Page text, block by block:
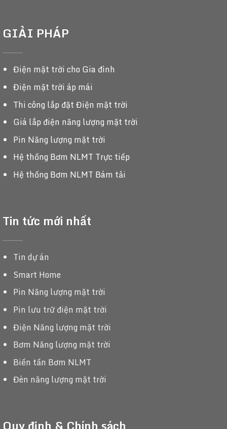
GIẢI PHÁP
Điện mặt trời cho Gia đình
Điện mặt trời áp mái
Thi công lắp đặt Điện mặt trời
Giá lắp điện năng lượng mặt trời
Pin Năng lượng mặt trời
Hệ thống Bơm NLMT Trực tiếp
Hệ thống Bơm NLMT Bám tải
Tin tức mới nhất
Tin dự án
Smart Home
Pin Năng lượng mặt trời
Pin lưu trữ điện mặt trời
Điện Năng lượng mặt trời
Bơm Năng lượng mặt trời
Biến tần Bơm NLMT
Đèn năng lượng mặt trời